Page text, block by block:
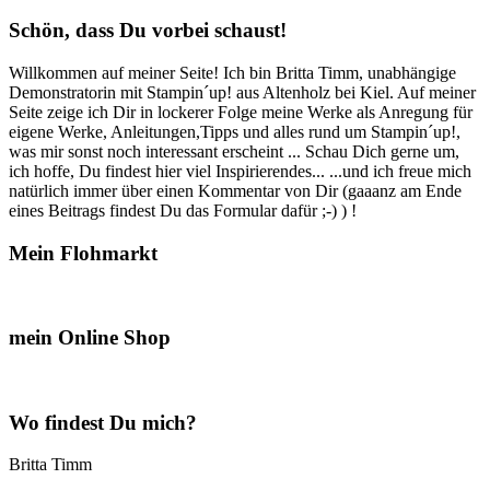
Schön, dass Du vorbei schaust!
Willkommen auf meiner Seite! Ich bin Britta Timm, unabhängige
Demonstratorin mit Stampin´up! aus Altenholz bei Kiel. Auf meiner
Seite zeige ich Dir in lockerer Folge meine Werke als Anregung für
eigene Werke, Anleitungen,Tipps und alles rund um Stampin´up!,
was mir sonst noch interessant erscheint ... Schau Dich gerne um,
ich hoffe, Du findest hier viel Inspirierendes... ...und ich freue mich
natürlich immer über einen Kommentar von Dir (gaaanz am Ende
eines Beitrags findest Du das Formular dafür ;-) ) !
Mein Flohmarkt
mein Online Shop
Wo findest Du mich?
Britta Timm